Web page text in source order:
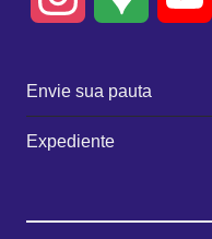
Envie sua pauta
Expediente